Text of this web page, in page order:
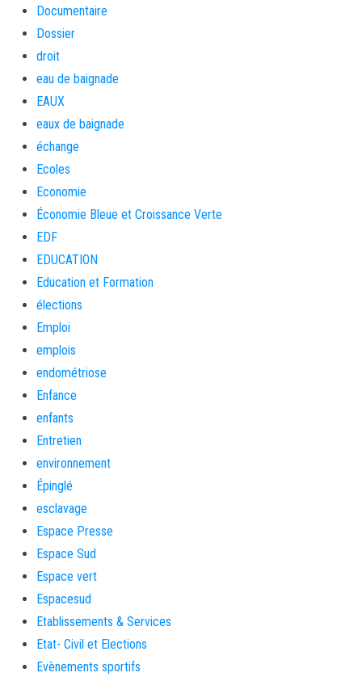
Documentaire
Dossier
droit
eau de baignade
EAUX
eaux de baignade
échange
Ecoles
Economie
Économie Bleue et Croissance Verte
EDF
EDUCATION
Education et Formation
élections
Emploi
emplois
endométriose
Enfance
enfants
Entretien
environnement
Épinglé
esclavage
Espace Presse
Espace Sud
Espace vert
Espacesud
Etablissements & Services
Etat- Civil et Elections
Evènements sportifs